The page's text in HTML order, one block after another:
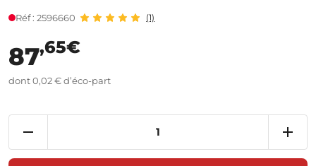
Réf : 2596660 (1)
87,65€
dont 0,02 € d’éco-part